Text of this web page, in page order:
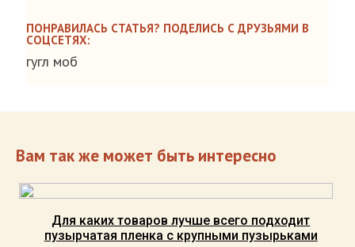
ПОНРАВИЛАСЬ СТАТЬЯ? ПОДЕЛИСЬ С ДРУЗЬЯМИ В
СОЦСЕТЯХ:
гугл моб
Вам так же может быть интересно
Для каких товаров лучше всего подходит
пузырчатая пленка с крупными пузырьками